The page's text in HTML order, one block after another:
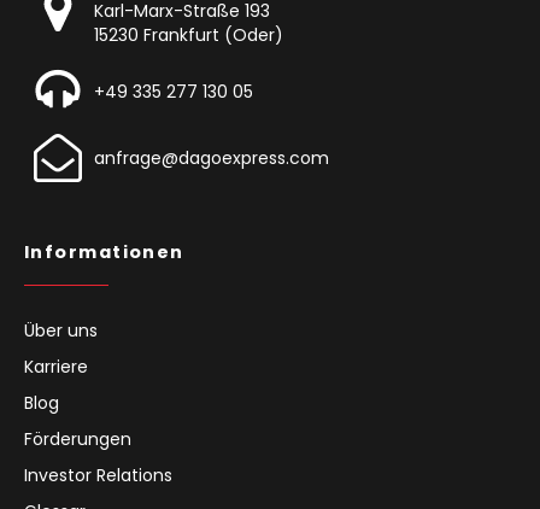
Karl-Marx-Straße 193
15230 Frankfurt (Oder)
+49 335 277 130 05
anfrage@dagoexpress.com
Informationen
Über uns
Karriere
Blog
Förderungen
Investor Relations